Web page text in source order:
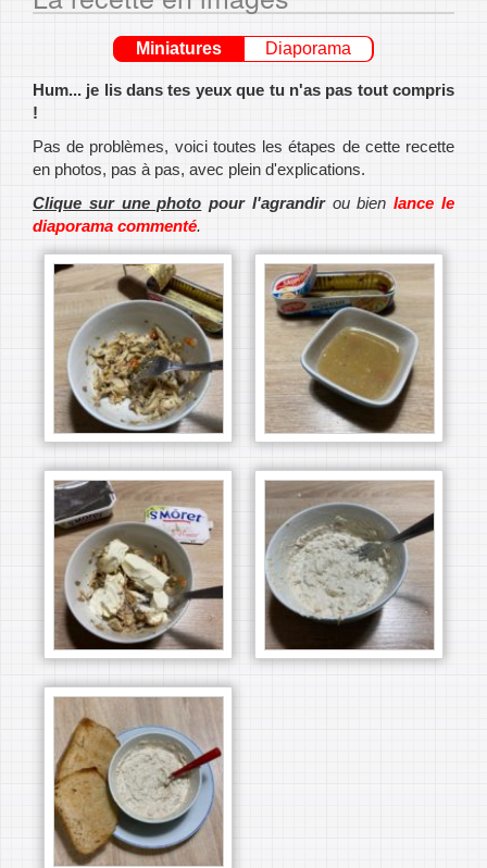
Miniatures Diaporama
Hum... je lis dans tes yeux que tu n'as pas tout compris
!
Pas de problèmes, voici toutes les étapes de cette recette
en photos, pas à pas, avec plein d'explications.
Clique sur une photo pour l'agrandirou bienlance le
diaporama commenté.